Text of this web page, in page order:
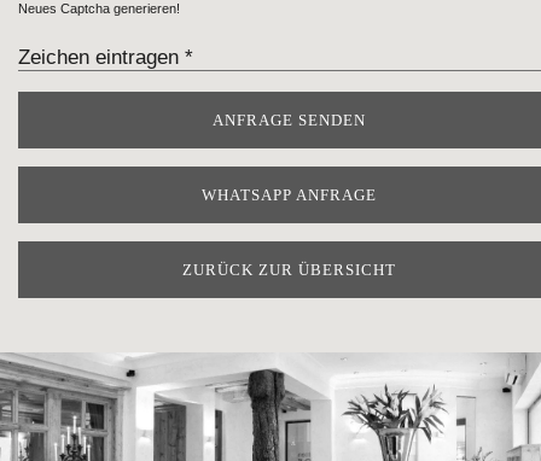
Neues Captcha generieren!
WHATSAPP ANFRAGE
ZURÜCK ZUR ÜBERSICHT